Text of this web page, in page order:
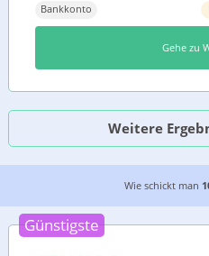
Bankkonto
Gehe zu
Weitere
DIE 4 GÜNSTIGSTEN
Wie schickt man
Günstigste